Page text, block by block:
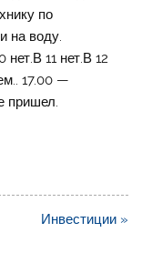
по
на воду.
11 нет.В 12
17.00 —
пришел.
Инвестиции »